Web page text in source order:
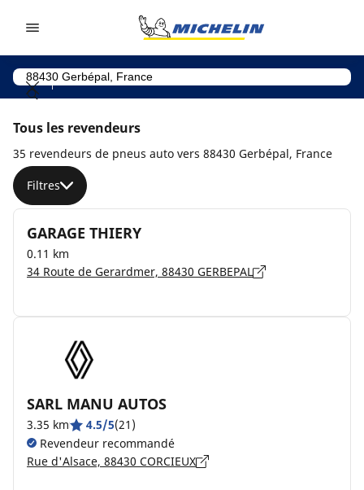
Tous les revendeurs
35 revendeurs de pneus auto vers 88430 Gerbépal, France
Filtres
GARAGE THIERY
0.11 km
34 Route de Gerardmer, 88430 GERBEPAL
SARL MANU AUTOS
3.35 km 4.5/5(21)
Revendeur recommandé
Rue d'Alsace, 88430 CORCIEUX